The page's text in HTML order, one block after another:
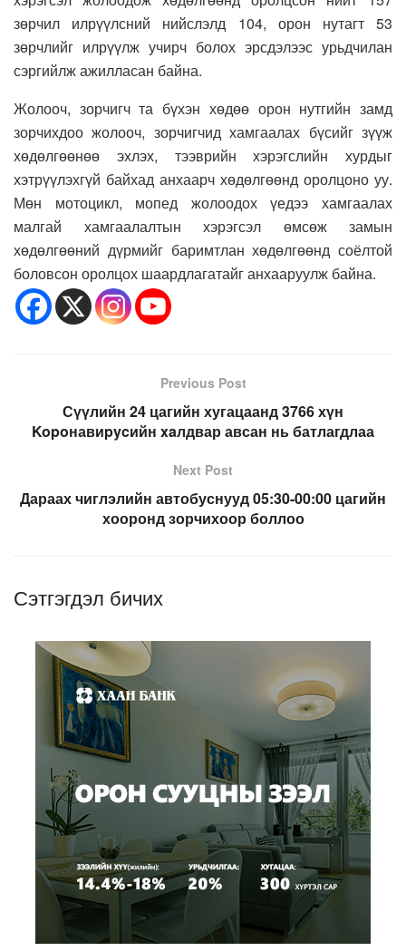
зөрчил илрүүлсний нийслэлд 104, орон нутагт 53
зөрчлийг илрүүлж учирч болох эрсдэлээс урьдчилан
сэргийлж ажилласан байна.
Жолооч, зорчигч та бүхэн хөдөө орон нутгийн замд
зорчихдоо жолооч, зорчигчид хамгаалах бүсийг зүүж
хөдөлгөөнөө эхлэх, тээврийн хэрэгслийн хурдыг
хэтрүүлэхгүй байхад анхаарч хөдөлгөөнд оролцоно уу.
Мөн мотоцикл, мопед жолоодох үедээ хамгаалах
малгай хамгаалалтын хэрэгсэл өмсөж замын
хөдөлгөөний дүрмийг баримтлан хөдөлгөөнд соёлтой
боловсон оролцох шаардлагатайг анхааруулж байна.
Previous Post
Сүүлийн 24 цагийн хугацаанд 3766 хүн
Kopoнавиpycийн xaлдвар авсан нь батлагдлаа
Next Post
Дараах чиглэлийн автобуснууд 05:30-00:00 цагийн
хооронд зорчихоор боллоо
Сэтгэгдэл бичих